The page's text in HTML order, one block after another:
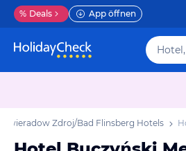
% Deals App öffnen
Swieradow Zdroj/Bad Flinsberg Hotels